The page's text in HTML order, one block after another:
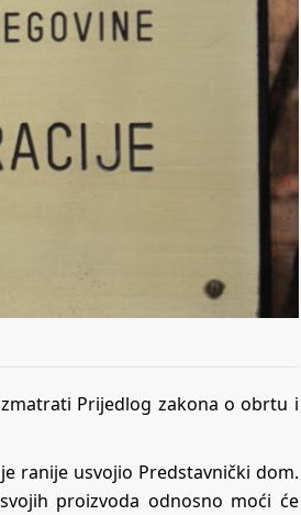
Prijedlog zakona o obrtu i
ranije usvojio Predstavnički dom.
proizvoda odnosno moći će